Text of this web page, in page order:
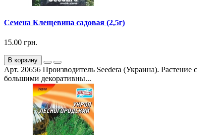
Семена Клещевина садовая (2,5г)
15.00 грн.
В корзину
Арт. 20656 Производитель Seedera (Украина). Растение с
большими декоративны...